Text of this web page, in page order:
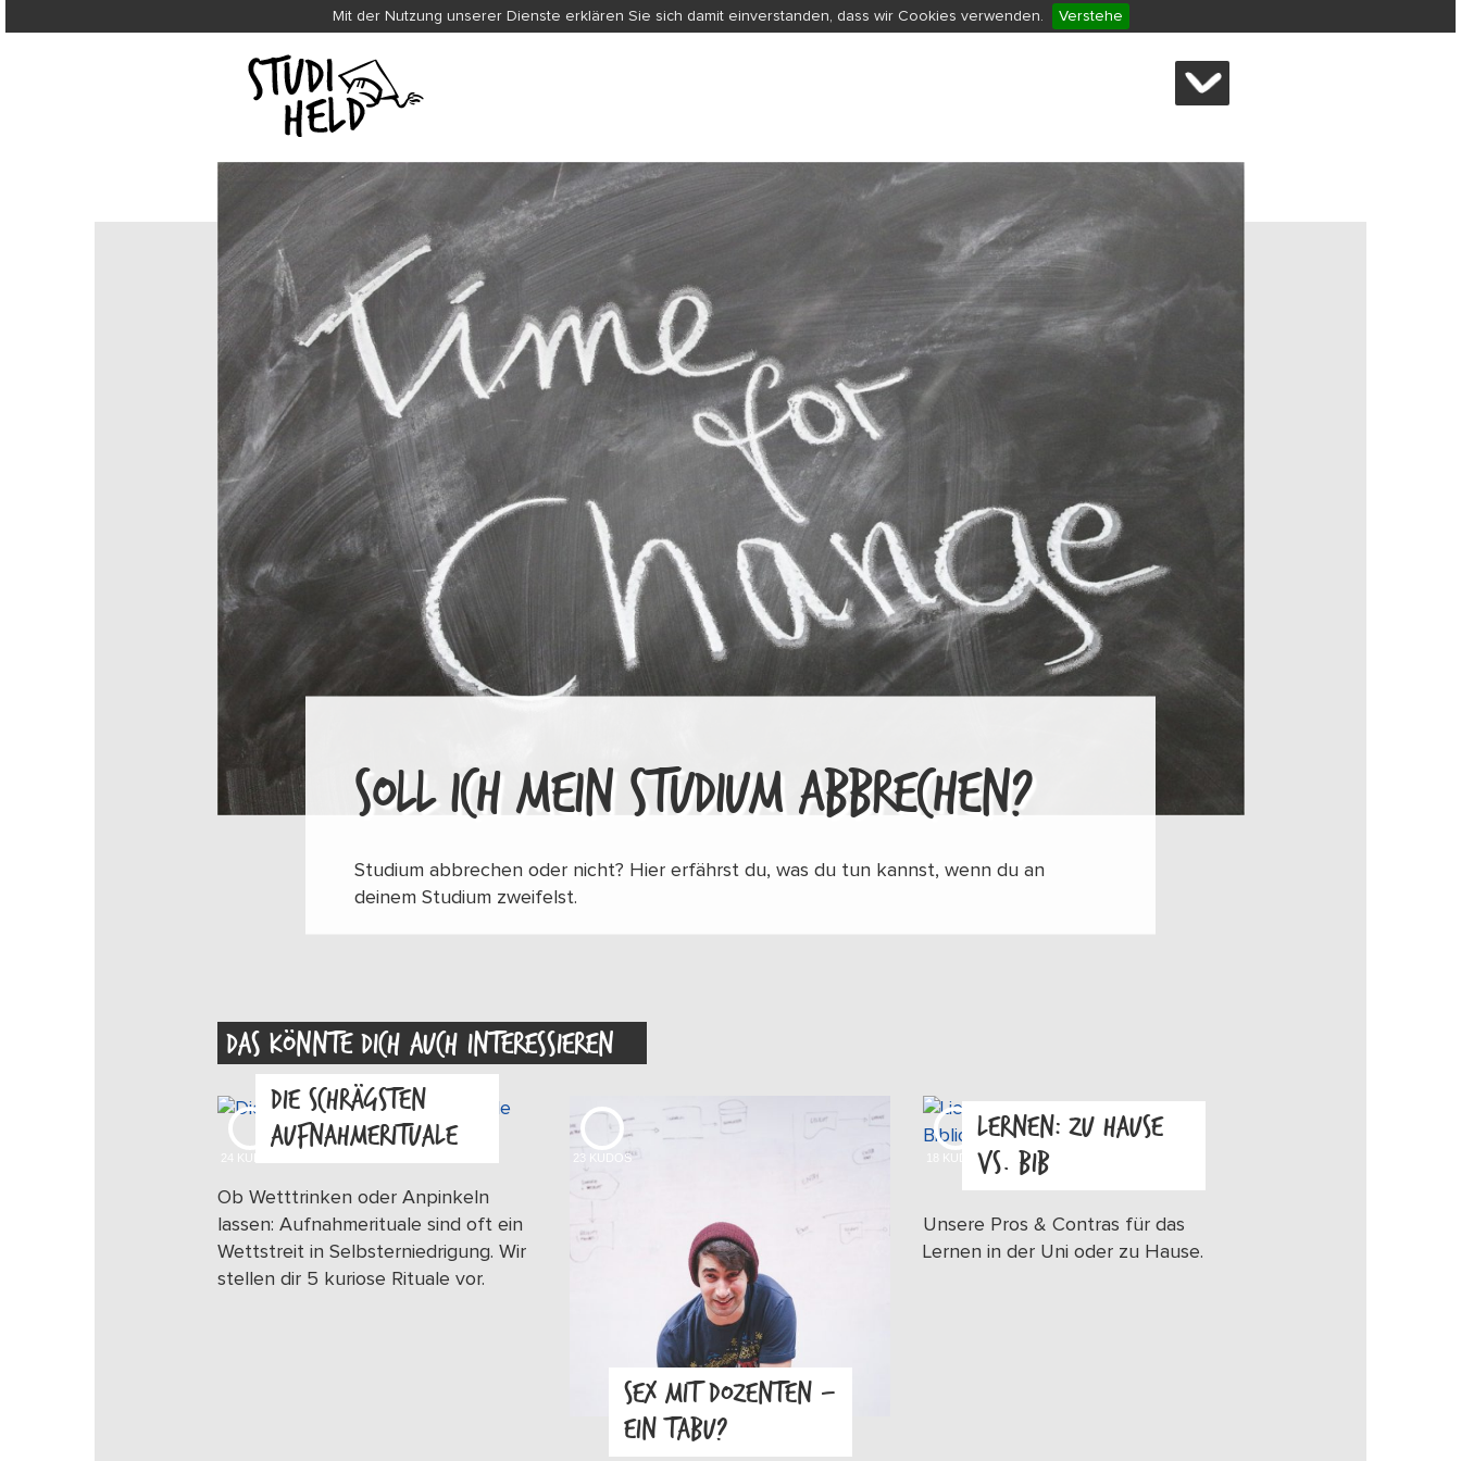
Mit der Nutzung unserer Dienste erklären Sie sich damit einverstanden, dass wir Cookies verwenden. Verstehe
SOLL ICH MEIN STUDIUM ABBRECHEN?
Studium abbrechen oder nicht? Hier erfährst du, was du tun kannst, wenn du an
deinem Studium zweifelst.
DAS KÖNNTE DICH AUCH INTERESSIEREN
KUDOS
DIE SCHRÄGSTEN
AUFNAHMERITUALE
Ob Wetttrinken oder Anpinkeln
lassen: Aufnahmerituale sind oft ein
Wettstreit in Selbsterniedrigung. Wir
stellen dir 5 kuriose Rituale vor.
23 KUDOS
SEX MIT DOZENTEN –
EIN TABU?
KUDOS
LERNEN: ZU HAUSE
VS. BIB
Unsere Pros & Contras für das
Lernen in der Uni oder zu Hause.